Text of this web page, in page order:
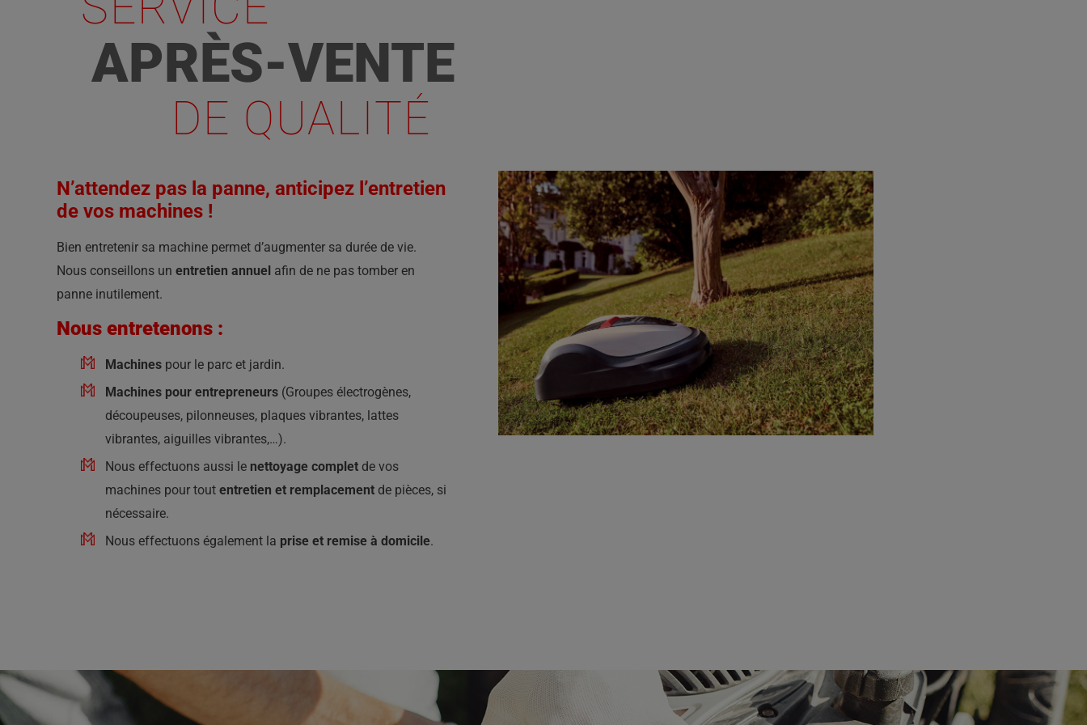
APRÈS-VENTE
DE QUALITÉ
N’attendez pas la panne, anticipez l’entretien
de vos machines !
Bien entretenir sa machine permet d’augmenter sa durée de vie.
Nous conseillons un entretien annuel afin de ne pas tomber en
panne inutilement.
Nous entretenons :
Machines pour le parc et jardin.
Machines pour entrepreneurs (Groupes électrogènes,
découpeuses, pilonneuses, plaques vibrantes, lattes
vibrantes, aiguilles vibrantes,…).
Nous effectuons aussi le nettoyage complet de vos
machines pour tout entretien et remplacement de pièces, si
nécessaire.
Nous effectuons également la prise et remise à domicile.